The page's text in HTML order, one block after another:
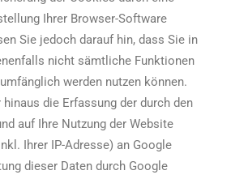
Ihrer Browser-Software
Sie jedoch darauf hin, dass Sie in
nicht sämtliche Funktionen
werden nutzen können.
die Erfassung der durch den
auf Ihre Nutzung der Website
Ihrer IP-Adresse) an Google
dieser Daten durch Google